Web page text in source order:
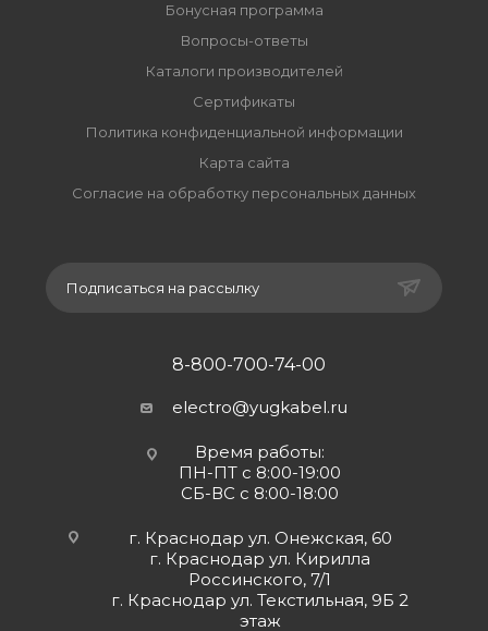
Бонусная программа
Вопросы-ответы
Каталоги производителей
Сертификаты
Политика конфиденциальной информации
Карта сайта
Согласие на обработку персональных данных
Подписаться на рассылку
8-800-700-74-00
electro@yugkabel.ru
Время работы:
ПН-ПТ с 8:00-19:00
СБ-ВС с 8:00-18:00
г. Краснодар ул. Онежская, 60
г. Краснодар ул. Кирилла
Россинского, 7/1
г. Краснодар ул. Текстильная, 9Б 2
этаж